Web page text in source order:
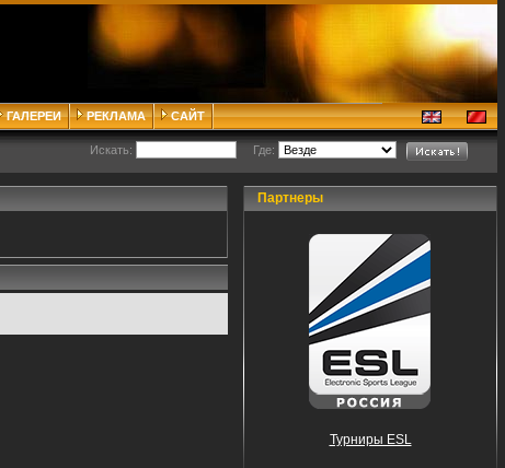
ГАЛЕРЕИ РЕКЛАМА САЙТ
Искать: Где:
Партнеры
Турниры ESL